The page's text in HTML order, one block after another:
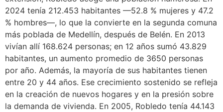
2024 tenía 212.453 habitantes —52.8 % mujeres y 47.2
% hombres—, lo que la convierte en la segunda comuna
más poblada de Medellín, después de Belén. En 2013
vivían allí 168.624 personas; en 12 años sumó 43.829
habitantes, un aumento promedio de 3650 personas
por año. Además, la mayoría de sus habitantes tienen
entre 20 y 44 años. Ese crecimiento sostenido se refleja
en la creación de nuevos hogares y en la presión sobre
la demanda de vivienda. En 2005, Robledo tenía 44.143